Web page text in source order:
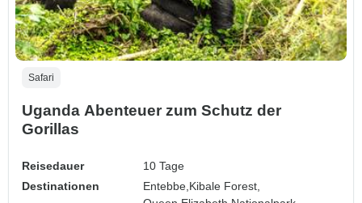
Safari
Uganda Abenteuer zum Schutz der
Gorillas
Reisedauer
10 Tage
Destinationen
Entebbe, Kibale Forest,